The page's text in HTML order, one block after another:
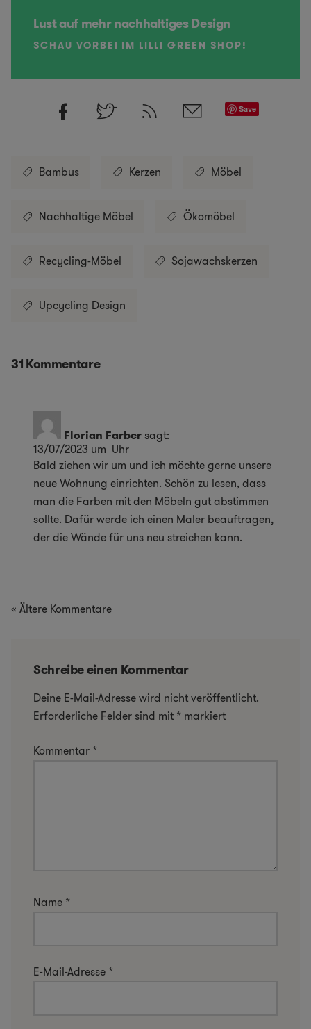
Lust auf mehr nachhaltiges Design
SCHAU VORBEI IM LILLI GREEN SHOP!
Save
Bambus Kerzen Möbel
Nachhaltige Möbel Ökomöbel
Recycling-Möbel Sojawachskerzen
Upcycling Design
31 Kommentare
Florian Farbersagt:
13/07/2023 um Uhr
Bald ziehen wir um und ich möchte gerne unsere
neue Wohnung einrichten. Schön zu lesen, dass
man die Farben mit den Möbeln gut abstimmen
sollte. Dafür werde ich einen Maler beauftragen,
der die Wände für uns neu streichen kann.
« Ältere Kommentare
Schreibe einen Kommentar
Deine E-Mail-Adresse wird nicht veröffentlicht.
Erforderliche Felder sind mit * markiert
Kommentar *
Name *
E-Mail-Adresse *